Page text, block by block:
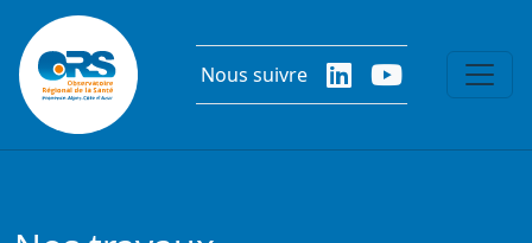
Aller au contenu principal
Nous suivre